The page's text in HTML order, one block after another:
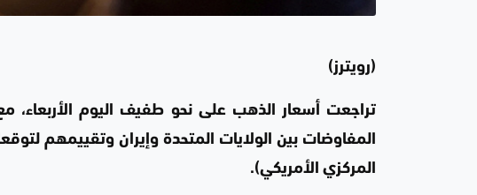
(رويترز)
تراجعت أسعار الذهب على نحو طفيف اليوم
المفاوضات بين الولايات المتحدة وإيران وتقييمهم
المركزي الأمريكي).